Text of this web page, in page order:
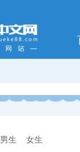
男生 女生